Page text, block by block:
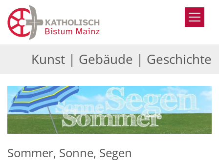
Zum Inhalt springen
Kunst | Gebäude | Geschichte
Sommer, Sonne, Segen